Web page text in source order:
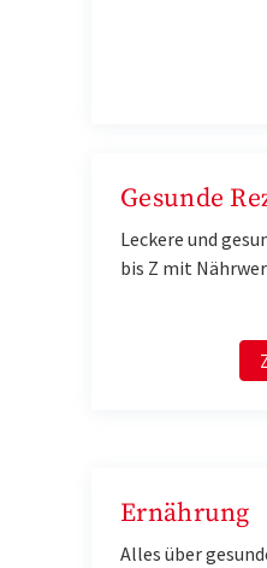
Gesunde
Leckere und
bis Z mit
Ernährung
Alles über